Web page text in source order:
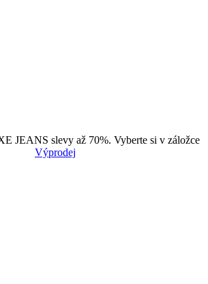
JEANS slevy až 70%. Vyberte si v záložce
Výprodej